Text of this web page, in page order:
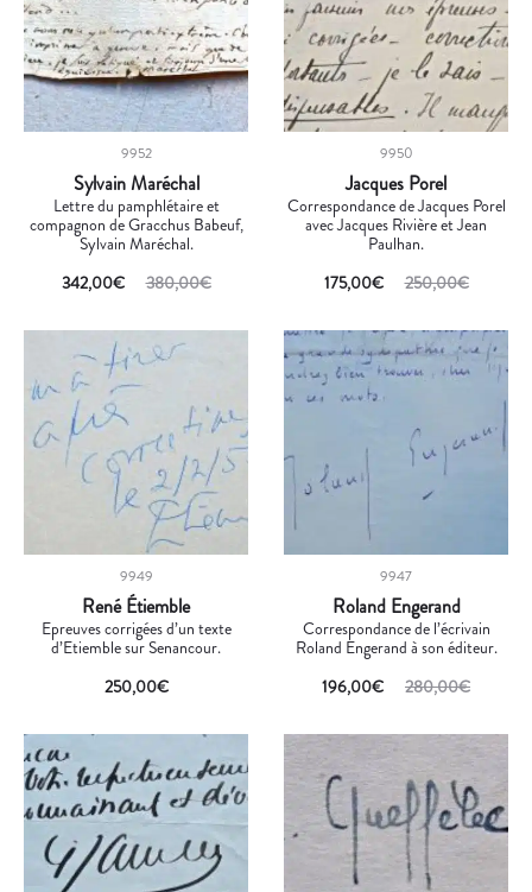
9952
Sylvain Maréchal
Lettre du pamphlétaire et
compagnon de Gracchus Babeuf,
Sylvain Maréchal.
380,00€
342,00€
9950
Jacques Porel
Correspondance de Jacques Porel
avec Jacques Rivière et Jean
Paulhan.
250,00€
175,00€
9949
René Étiemble
Epreuves corrigées d’un texte
d’Etiemble sur Senancour.
250,00€
9947
Roland Engerand
Correspondance de l’écrivain
Roland Engerand à son éditeur.
280,00€
196,00€